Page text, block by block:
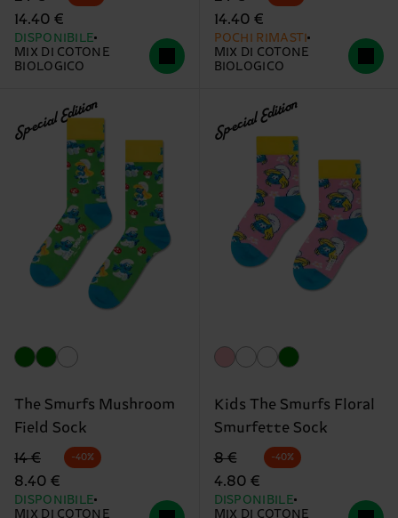
14.40 €
DISPONIBILE
MIX DI COTONE
BIOLOGICO
14.40 €
POCHI RIMASTI
MIX DI COTONE
BIOLOGICO
Special Edition
The Smurfs Mushroom
Field Sock
Prezzo di partenza
14 €
prezzo scontato
8.40 €
-40%
DISPONIBILE
MIX DI COTONE
Special Edition
Kids The Smurfs Floral
Smurfette Sock
Prezzo di partenza
8 €
prezzo scontato
4.80 €
-40%
DISPONIBILE
MIX DI COTONE